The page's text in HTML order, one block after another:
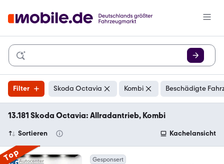
Filter Skoda Octavia Kombi Beschädigte
13.181 Skoda Octavia: Allradantrieb, Kombi
Sortieren Kachelansicht
Top Gesponsert